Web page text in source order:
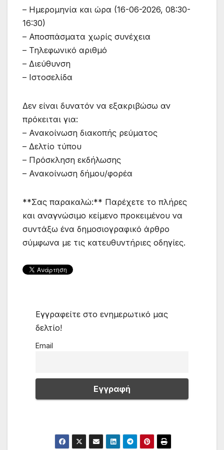
– Ημερομηνία και ώρα (16-06-2026, 08:30-
16:30)
– Αποσπάσματα χωρίς συνέχεια
– Τηλεφωνικό αριθμό
– Διεύθυνση
– Ιστοσελίδα
Δεν είναι δυνατόν να εξακριβώσω αν
πρόκειται για:
– Ανακοίνωση διακοπής ρεύματος
– Δελτίο τύπου
– Πρόσκληση εκδήλωσης
– Ανακοίνωση δήμου/φορέα
**Σας παρακαλώ:** Παρέχετε το πλήρες
και αναγνώσιμο κείμενο προκειμένου να
συντάξω ένα δημοσιογραφικό άρθρο
σύμφωνα με τις κατευθυντήριες οδηγίες.
Εγγραφείτε στο ενημερωτικό μας
δελτίο!
Email